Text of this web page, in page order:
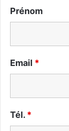
Prénom
Email *
Tél. *